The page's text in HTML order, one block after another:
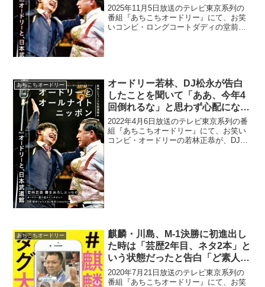
2025年11月5日放送のテレビ東京系列の
番組『あちこちオードリー』にて、お笑
いコンビ・ロングコートダディの堂前透
あちこちオードリー
オードリー若林、DJ松永が告白
したことを聞いて「ああ、今年4
回倒れるな」と思わず心配になっ
てしまったと明かす
2022年4月6日放送のテレビ東京系列の番
組『あちこちオードリー』にて、お笑い
コンビ・オードリーの若林正恭が、DJ松
あちこちオードリー
麒麟・川島、M-1決勝に初進出し
た時は「芸歴2年目、ネタ2本」と
いう状態だったと告白「ど素人で
すよ、頭が」
2020年7月21日放送のテレビ東京系列の
番組『あちこちオードリー』にて、お笑